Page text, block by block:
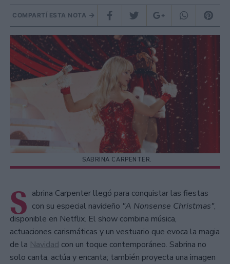
COMPARTÍ ESTA NOTA
SABRINA CARPENTER.
S abrina Carpenter llegó para conquistar las fiestas
con su especial navideño "A Nonsense Christmas",
disponible en Netflix. El show combina música,
actuaciones carismáticas y un vestuario que evoca la magia
de la Navidad con un toque contemporáneo. Sabrina no
solo canta, actúa y encanta; también proyecta una imagen